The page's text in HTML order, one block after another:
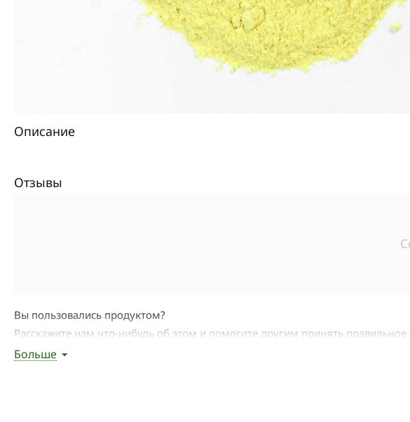
Описание
Отзывы
Вы пользовались продуктом?
Расскажите нам что-нибудь об этом и помогите другим принять
Написать отзыв
Больше